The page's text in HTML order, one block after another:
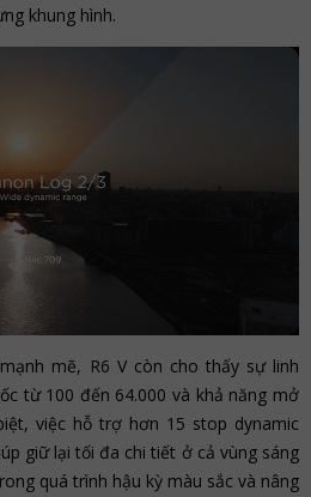
khung hình.
mẽ, R6 V còn cho thấy sự linh
từ 100 đến 64.000 và khả năng mở
việc hỗ trợ hơn 15 stop dynamic
giữ lại tối đa chi tiết ở cả vùng sáng
quá trình hậu kỳ màu sắc và nâng